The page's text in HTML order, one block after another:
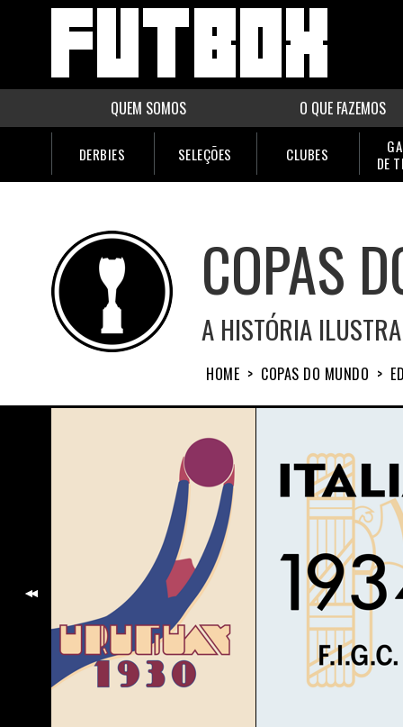
QUEM SOMOS O QUE FAZEMOS
DERBIES SELEÇÕES CLUBES
DE
COPAS
A HISTÓRIA
HOME > COPAS DO MUNDO >